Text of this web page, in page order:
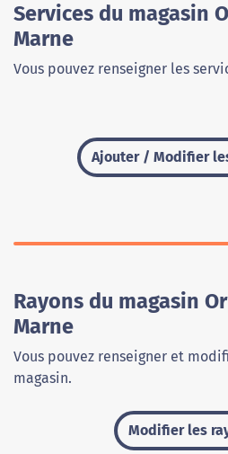
Services du magasin
Marne
Vous pouvez renseigner les
Ajouter / Modifier
Rayons du magasin
Marne
Vous pouvez renseigner et
magasin.
Modifier les